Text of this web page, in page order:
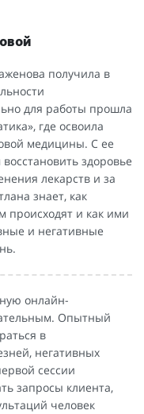
получила в
для работы прошла
где освоила
медицины. С ее
здоровье
лекарств и за
знает, как
происходят и как ими
и негативные
онлайн-
Опытный
в
негативных
сессии
запросы клиента,
человек